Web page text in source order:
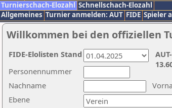
Turnierschach-Elozahl Schnellschach-Elozahl
Allgemeines Turnier anmelden: AUT FIDE Spieler
Willkommen bei den offiziellen
Nachname
Ebene
Personennummer
FIDE-Elolisten Stand